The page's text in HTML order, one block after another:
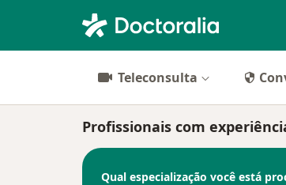
Teleconsulta
Profissionais com
Qual especialização você está